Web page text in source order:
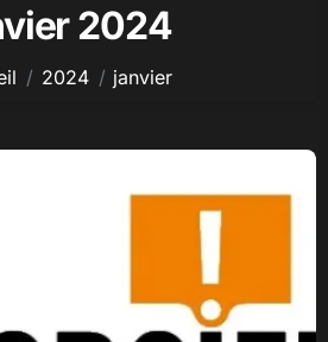
2024
2024 janvier